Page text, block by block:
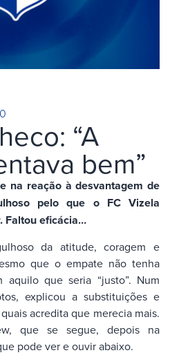
“A
bem”
na reação à desvantagem de
pelo que o FC Vizela
Faltou eficácia…
da atitude, coragem e
que o empate não tenha
que seria “justo”. Num
explicou a substituições e
acredita que merecia mais.
que se segue, depois na
pode ver e ouvir abaixo.